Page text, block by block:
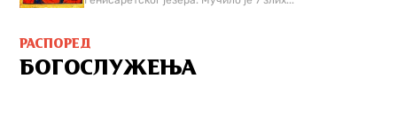
РАСПОРЕД
БОГОСЛУЖЕЊА